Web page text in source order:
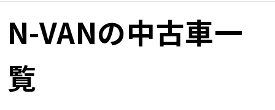
N-VANの中古車一
覧